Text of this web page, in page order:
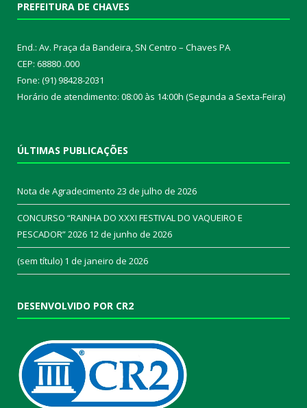
PREFEITURA DE CHAVES
End.: Av. Praça da Bandeira, SN Centro – Chaves PA
CEP: 68880 .000
Fone: (91) 98428-2031
Horário de atendimento: 08:00 às 14:00h (Segunda a Sexta-Feira)
ÚLTIMAS PUBLICAÇÕES
Nota de Agradecimento 23 de julho de 2026
CONCURSO “RAINHA DO XXXI FESTIVAL DO VAQUEIRO E
PESCADOR” 2026 12 de junho de 2026
(sem título) 1 de janeiro de 2026
DESENVOLVIDO POR CR2